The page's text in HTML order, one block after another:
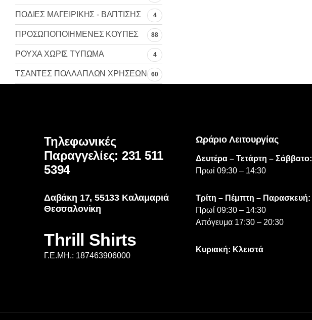
ΠΟΔΙΕΣ ΜΑΓΕΙΡΙΚΗΣ - ΒΑΠΤΙΣΗΣ 4
ΠΡΟΣΩΠΟΠΟΙΗΜΕΝΕΣ ΚΟΥΠΕΣ 88
ΡΟΥΧΑ ΧΩΡΙΣ ΤΥΠΩΜΑ 4
ΤΣΑΝΤΕΣ ΠΟΛΛΑΠΛΩΝ ΧΡΗΣΕΩΝ 60
Τηλεφωνικές
Παραγγελίες: 231 511
5394
Δαβάκη 17, 55133 Καλαμαριά
Θεσσαλονίκη
Thrill Shirts
Γ.Ε.ΜΗ.: 187463906000
Ωράριο Λειτουργίας
Δευτέρα – Τετάρτη – Σάββατο:
Πρωί 09:30 – 14:30
Τρίτη – Πέμπτη – Παρασκευή:
Πρωί 09:30 – 14:30
Απόγευμα 17:30 – 20:30
Κυριακή: Κλειστά